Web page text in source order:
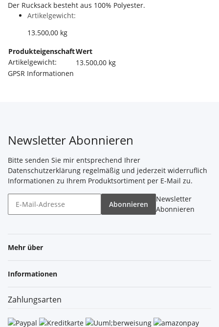
Der Rucksack besteht aus 100% Polyester.
Artikelgewicht:
13.500,00 kg
ProdukteigenschaftWert
Artikelgewicht:
13.500,00 kg
GPSR Informationen
Newsletter Abonnieren
Bitte senden Sie mir entsprechend Ihrer
Datenschutzerklärung regelmäßig und jederzeit widerruflich
Informationen zu Ihrem Produktsortiment per E-Mail zu.
Abonnieren
Newsletter
Abonnieren
Mehr über
Informationen
Zahlungsarten